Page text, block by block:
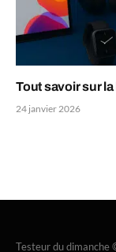
Tout savoir sur
24 janvier 2026
Testeur du dimanche